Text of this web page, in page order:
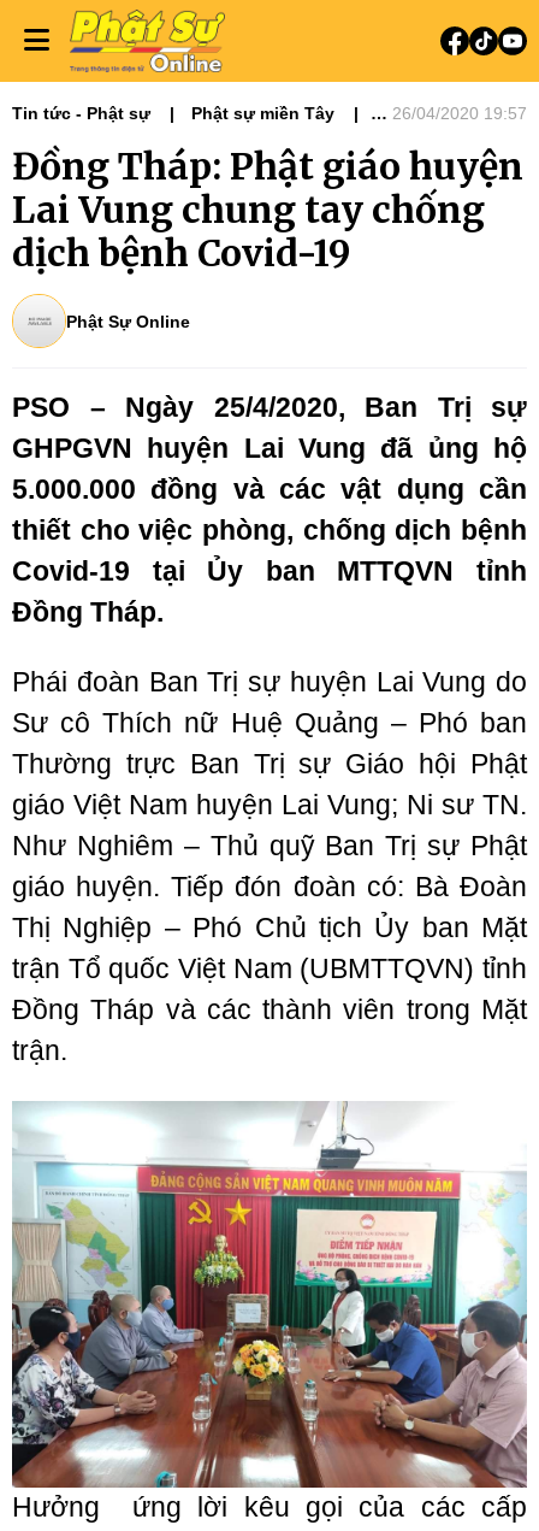
Tin tức - Phật sự
Phật sự miền Tây
26/04/2020 19:57
Đồng Tháp: Phật giáo huyện
Lai Vung chung tay chống
dịch bệnh Covid-19
Phật Sự Online
PSO – Ngày 25/4/2020, Ban Trị sự
GHPGVN huyện Lai Vung đã ủng hộ
5.000.000 đồng và các vật dụng cần
thiết cho việc phòng, chống dịch bệnh
Covid-19 tại Ủy ban MTTQVN tỉnh
Đồng Tháp.
Phái đoàn Ban Trị sự huyện Lai Vung do
Sư cô Thích nữ Huệ Quảng – Phó ban
Thường trực Ban Trị sự Giáo hội Phật
giáo Việt Nam huyện Lai Vung; Ni sư TN.
Như Nghiêm – Thủ quỹ Ban Trị sự Phật
giáo huyện. Tiếp đón đoàn có: Bà Đoàn
Thị Nghiệp – Phó Chủ tịch Ủy ban Mặt
trận Tổ quốc Việt Nam (UBMTTQVN) tỉnh
Đồng Tháp và các thành viên trong Mặt
trận.
Hưởng ứng lời kêu gọi của các cấp